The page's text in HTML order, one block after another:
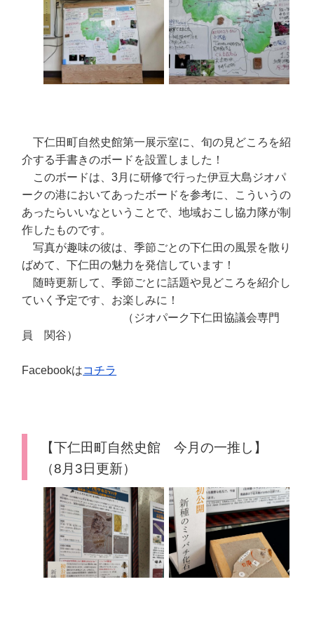
下仁田町自然史館第一展示室に、旬の見どころを紹
介する手書きのボードを設置しました！
このボードは、3月に研修で行った伊豆大島ジオパ
ークの港においてあったボードを参考に、こういうの
あったらいいなということで、地域おこし協力隊が制
作したものです。
写真が趣味の彼は、季節ごとの下仁田の風景を散り
ばめて、下仁田の魅力を発信しています！
随時更新して、季節ごとに話題や見どころを紹介し
ていく予定です、お楽しみに！
（ジオパーク下仁田協議会専門
員 関谷）
Facebookはコチラ
【下仁田町自然史館 今月の一推し】
（8月3日更新）